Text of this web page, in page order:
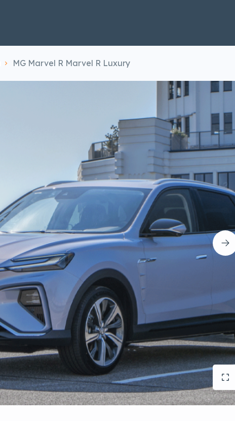
MG Marvel R Marvel R Luxury